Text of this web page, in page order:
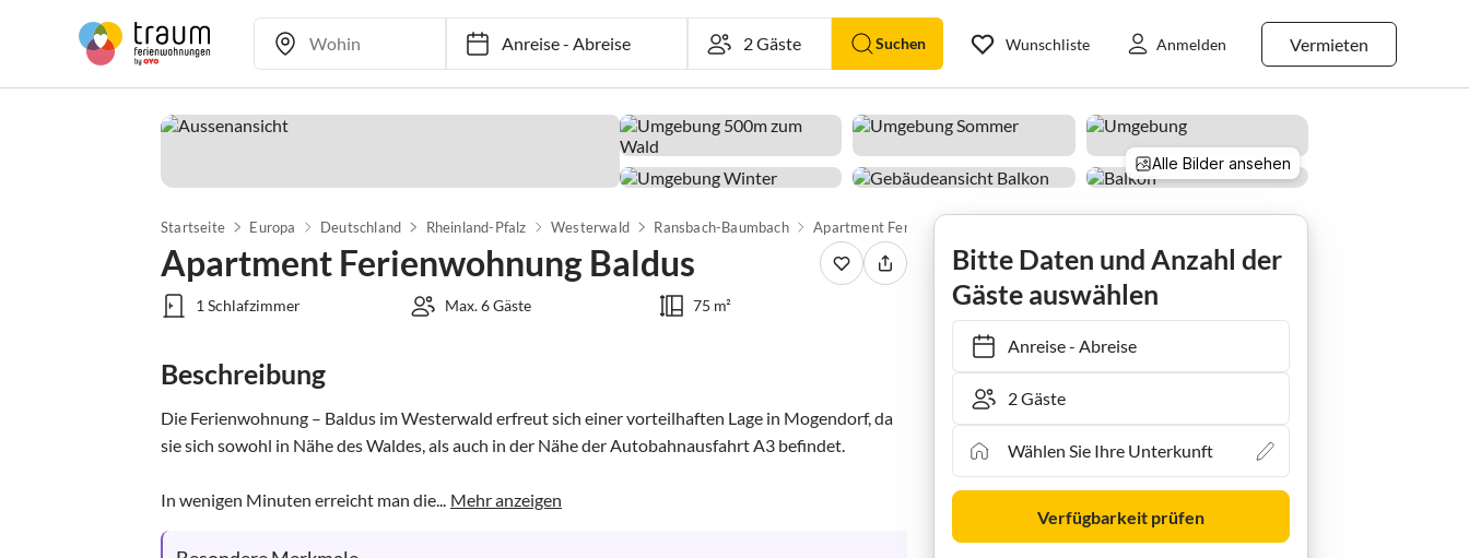
Anreise-Abreise Suchen Vermieten
Wunschliste Anmelden
Alle Bilder ansehen
Startseite Europa Deutschland Rheinland-Pfalz Westerwald Ransbach-Baumbach
Apartment Ferienwohnung Baldus
1 Schlafzimmer Max. 6 Gäste 75 m²
Beschreibung
Die Ferienwohnung – Baldus im Westerwald erfreut sich einer vorteilhaften Lage in Mogendorf, da
sie sich sowohl in Nähe des Waldes, als auch in der Nähe der Autobahnausfahrt A3 befindet.
In wenigen Minuten erreicht man die... Mehr anzeigen
Bitte Daten und Anzahl der
Gäste auswählen
Anreise- Abreise
Verfügbarkeit prüfen